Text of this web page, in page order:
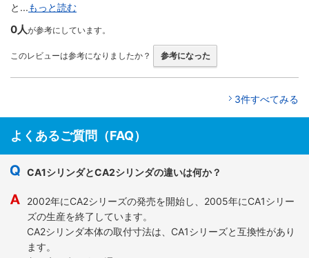
と...もっと読む
0人が参考にしています。
このレビューは参考になりましたか？ 参考になった
3件すべてみる
よくあるご質問（FAQ）
CA1シリンダとCA2シリンダの違いは何か？
2002年にCA2シリーズの発売を開始し、2005年にCA1シリー
ズの生産を終了しています。
CA2シリンダ本体の取付寸法は、CA1シリーズと互換性があり
ます。